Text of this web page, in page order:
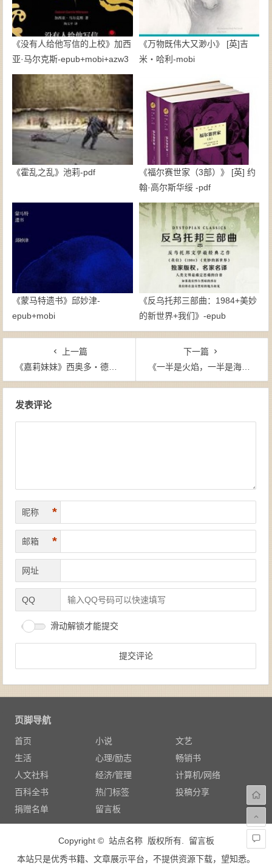
《没有人给他写信的上校》加西
亚·马尔克斯-epub+mobi+azw3
《万物既伟大又渺小》 [英]吉
米・哈利-mobi
《霍乱之乱》池莉-pdf
《福尔赛世家（3部）》 [英] 约
翰·高尔斯华绥 -pdf
《蒙马特遗书》邱妙津-
epub+mobi
《反乌托邦三部曲：1984+美妙
的新世界+我们》-epub
上一篇
《嘉莉妹妹》西奥多・德莱塞-mobi
下一篇
《一半是火焰，一半是海水》王朔-epub+mobi
发表评论
昵称 *
邮箱 *
网址
QQ
滑动解锁才能提交
页脚导航
首页 小说
文艺
生活
心理/励志
畅销书
人文社科
经济/管理
计算机/网络
百科全书
热门标签
投稿分享
捐赠名单
留言板
Copyright © 站点名称 版权所有. 留言板
本站只是优秀书籍、文章展示平台，不提供资源下载，望知悉。